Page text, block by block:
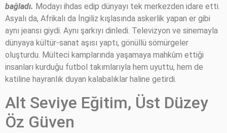
bağladı. Modayı ihdas edip dünyayı tek merkezden idare etti.
Asyalı da, Afrikalı da İngiliz kışlasında askerlik yapan er gibi
aynı jeansı giydi. Aynı şarkıyı dinledi. Televizyon ve sinemayla
dünyaya kültür-sanat aşısı yaptı, gönüllü sömürgeler
oluşturdu. Mülteci kamplarında yaşamaya mahkûm ettiği
insanları kurduğu futbol takımlarıyla hem uyuttu, hem de
katiline hayranlık duyan kalabalıklar haline getirdi.
Alt Seviye Eğitim, Üst Düzey
Öz Güven